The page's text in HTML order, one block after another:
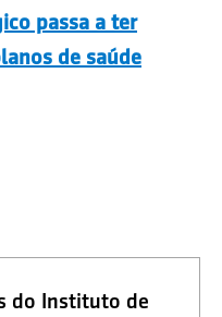
passa a ter
de saúde
do Instituto de